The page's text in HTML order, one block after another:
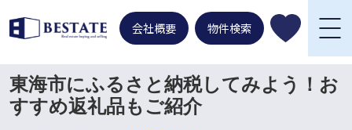
会社概要 物件検索
東海市にふるさと納税してみよう！お
すすめ返礼品もご紹介